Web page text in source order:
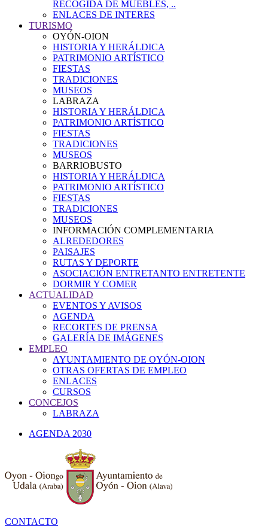
RECOGIDA DE MUEBLES, ..
ENLACES DE INTERES
TURISMO
OYÓN-OION
HISTORIA Y HERÁLDICA
PATRIMONIO ARTÍSTICO
FIESTAS
TRADICIONES
MUSEOS
LABRAZA
HISTORIA Y HERÁLDICA
PATRIMONIO ARTÍSTICO
FIESTAS
TRADICIONES
MUSEOS
BARRIOBUSTO
HISTORIA Y HERÁLDICA
PATRIMONIO ARTÍSTICO
FIESTAS
TRADICIONES
MUSEOS
INFORMACIÓN COMPLEMENTARIA
ALREDEDORES
PAISAJES
RUTAS Y DEPORTE
ASOCIACIÓN ENTRETANTO ENTRETENTE
DORMIR Y COMER
ACTUALIDAD
EVENTOS Y AVISOS
AGENDA
RECORTES DE PRENSA
GALERÍA DE IMÁGENES
EMPLEO
AYUNTAMIENTO DE OYÓN-OION
OTRAS OFERTAS DE EMPLEO
ENLACES
CURSOS
CONCEJOS
LABRAZA
AGENDA 2030
CONTACTO